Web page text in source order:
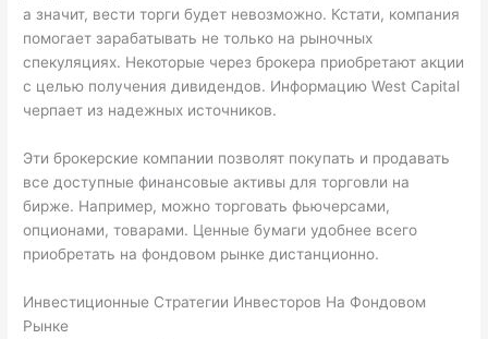
а значит, вести торги будет невозможно. Кстати, компания
помогает зарабатывать не только на рыночных
спекуляциях. Некоторые через брокера приобретают акции
с целью получения дивидендов. Информацию West Capital
черпает из надежных источников.
Эти брокерские компании позволят покупать и продавать
все доступные финансовые активы для торговли на
бирже. Например, можно торговать фьючерсами,
опционами, товарами. Ценные бумаги удобнее всего
приобретать на фондовом рынке дистанционно.
Инвестиционные Стратегии Инвесторов На Фондовом
Рынке